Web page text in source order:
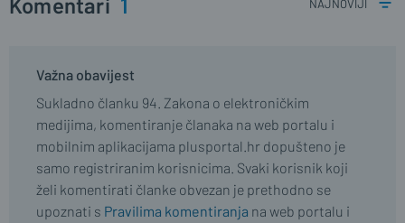
Važna obavijest
Sukladno članku 94. Zakona o elektroničkim
medijima, komentiranje članaka na web portalu i
mobilnim aplikacijama plusportal.hr dopušteno je
samo registriranim korisnicima. Svaki korisnik koji
želi komentirati članke obvezan je prethodno se
upoznati s Pravilima komentiranja na web portalu i